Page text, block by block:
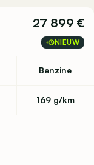
27 899 €
NIEUW
Benzine
169 g/km